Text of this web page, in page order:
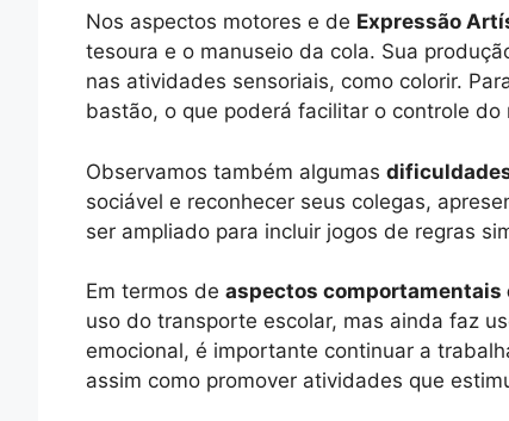
Nos aspectos motores e de Expressão
tesoura e o manuseio da cola. Sua
nas atividades sensoriais, como colorir.
bastão, o que poderá facilitar o controle do
Observamos também algumas
sociável e reconhecer seus colegas,
ser ampliado para incluir jogos de regras
Em termos de aspectos comportamentais
uso do transporte escolar, mas ainda faz
emocional, é importante continuar a
assim como promover atividades que